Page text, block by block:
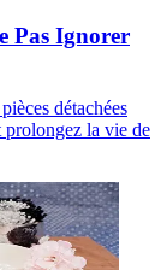
Pas Ignorer
détachées
prolongez la vie de